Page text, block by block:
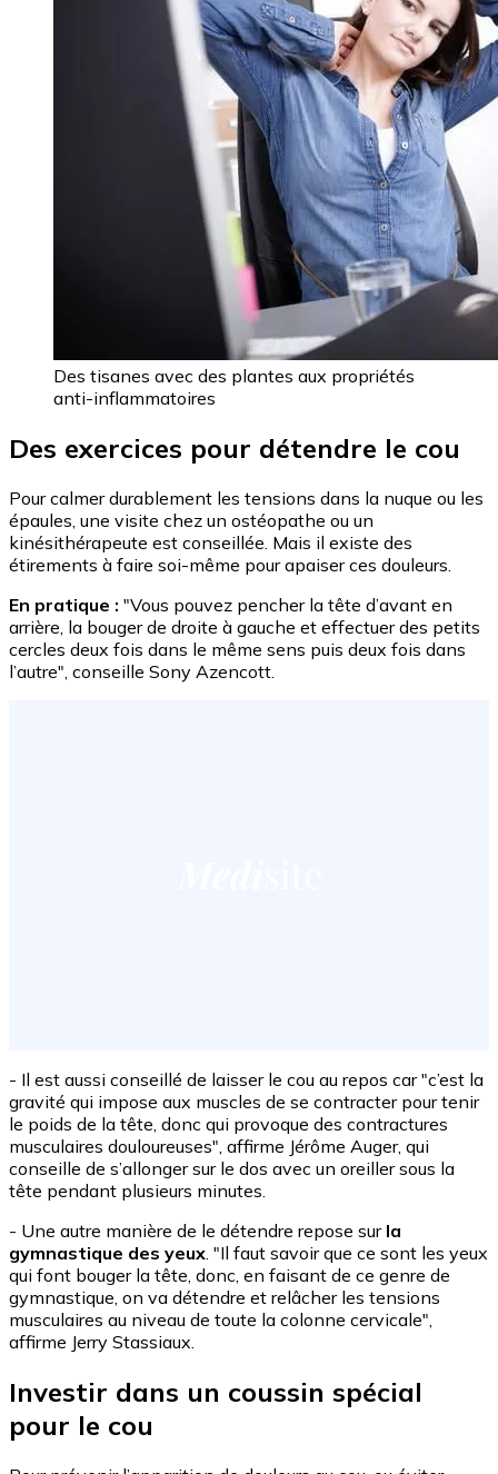
Des tisanes avec des plantes aux propriétés
anti-inflammatoires
Des exercices pour détendre le cou
Pour calmer durablement les tensions dans la nuque ou les
épaules, une visite chez un ostéopathe ou un
kinésithérapeute est conseillée. Mais il existe des
étirements à faire soi-même pour apaiser ces douleurs.
En pratique : "Vous pouvez pencher la tête d’avant en
arrière, la bouger de droite à gauche et effectuer des petits
cercles deux fois dans le même sens puis deux fois dans
l’autre", conseille Sony Azencott.
- Il est aussi conseillé de laisser le cou au repos car "c’est la
gravité qui impose aux muscles de se contracter pour tenir
le poids de la tête, donc qui provoque des contractures
musculaires douloureuses", affirme Jérôme Auger, qui
conseille de s’allonger sur le dos avec un oreiller sous la
tête pendant plusieurs minutes.
- Une autre manière de le détendre repose sur la
gymnastique des yeux . "Il faut savoir que ce sont les yeux
qui font bouger la tête, donc, en faisant de ce genre de
gymnastique, on va détendre et relâcher les tensions
musculaires au niveau de toute la colonne cervicale",
affirme Jerry Stassiaux.
Investir dans un coussin spécial
pour le cou